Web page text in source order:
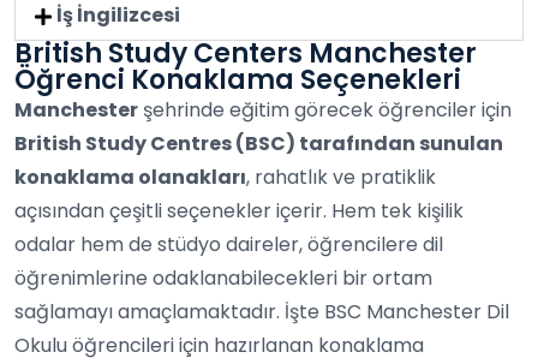
İş İngilizcesi
British Study Centers Manchester
Öğrenci Konaklama Seçenekleri
Manchester şehrinde eğitim görecek öğrenciler için
British Study Centres (BSC) tarafından sunulan
konaklama olanakları, rahatlık ve pratiklik
açısından çeşitli seçenekler içerir. Hem tek kişilik
odalar hem de stüdyo daireler, öğrencilere dil
öğrenimlerine odaklanabilecekleri bir ortam
sağlamayı amaçlamaktadır. İşte BSC Manchester Dil
Okulu öğrencileri için hazırlanan konaklama